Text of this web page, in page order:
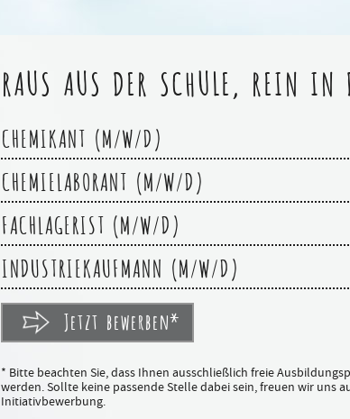
RAUS AUS DER SCHULE, REIN IN
CHEMIKANT (M/W/D)
CHEMIELABORANT (M/W/D)
FACHLAGERIST (M/W/D)
INDUSTRIEKAUFMANN (M/W/D)
Jetzt bewerben*
* Bitte beachten Sie, dass Ihnen ausschließlich freie
werden. Sollte keine passende Stelle dabei sein, freuen wir uns
Initiativbewerbung.